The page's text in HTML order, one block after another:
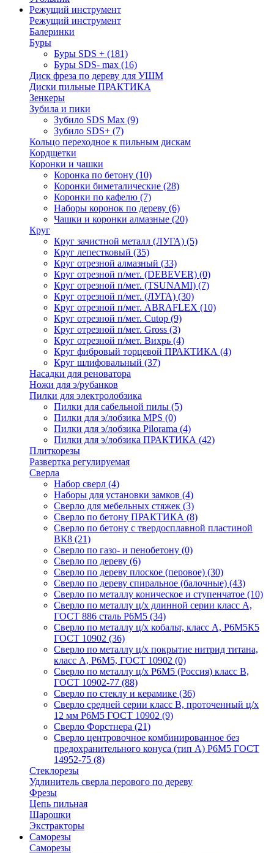
Режущий инструмент
Режущий инструмент
Балеринки
Буры
Буры SDS + (181)
Буры SDS- max (16)
Диск фреза по дереву для УШМ
Диски пильные ПРАКТИКА
Зенкеры
Зубила и пики
Зубило SDS Max (9)
Зубило SDS+ (7)
Кольцо переходное к пильным дискам
Кордщетки
Коронки и чашки
Коронка по бетону (10)
Коронки биметалические (28)
Коронки по кафелю (7)
Наборы коронок по дереву (6)
Чашки и коронки алмазные (20)
Круг
Круг зачистной металл (ЛУГА) (5)
Круг лепестковый (35)
Круг отрезной алмазный (33)
Круг отрезной п/мет. (DEBEVER) (0)
Круг отрезной п/мет. (TSUNAMI) (7)
Круг отрезной п/мет. (ЛУГА) (30)
Круг отрезной п/мет. ABRAFLEX (10)
Круг отрезной п/мет. Cutop (9)
Круг отрезной п/мет. Gross (3)
Круг отрезной п/мет. Вихрь (4)
Круг фибровый торцевой ПРАКТИКА (4)
Круг шлифовальный (37)
Насадки для реноватора
Ножи для э/рубанков
Пилки для электролобзика
Пилки для сабельной пилы (5)
Пилки для э/лобзика MPS (0)
Пилки для э/лобзика Pilorama (4)
Пилки для э/лобзика ПРАКТИКА (42)
Плиткорезы
Развертка регулируемая
Сверла
Набор сверл (4)
Наборы для установки замков (4)
Сверло для мебельных стяжек (3)
Сверло по бетону ПРАКТИКА (8)
Сверло по бетону с твердосплавной пластиной
ВК8 (21)
Сверло по газо- и пенобетону (0)
Сверло по дереву (6)
Сверло по дереву плоское (перовое) (30)
Сверло по дереву спиральное (балочные) (43)
Сверло по металлу коническое и ступенчатое (10)
Сверло по металлу ц/х длинной серии класс А,
ГОСТ 886 сталь Р6М5 (34)
Сверло по металлу ц/х кобальт, класс А, Р6М5К5
ГОСТ 10902 (36)
Сверло по металлу ц/х покрытие нитрид титана,
класс А, Р6М5, ГОСТ 10902 (0)
Сверло по металлу ц/х Р6М5 (Россия) класс В,
ГОСТ 10902-77 (88)
Сверло по стеклу и керамике (36)
Сверло средней серии класс В, проточенный ц/х
12 мм Р6М5 ГОСТ 10902 (9)
Сверло Форстнера (21)
Сверло центровочное комбинированное без
предохранительного конуса (тип А) Р6М5 ГОСТ
14952-75 (8)
Стеклорезы
Удлинитель сверла перового по дереву
Фрезы
Цепь пильная
Шарошки
Экстракторы
Саморезы
Саморезы